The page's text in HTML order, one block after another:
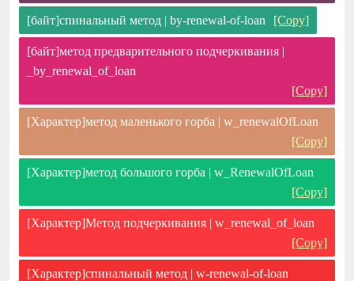
[байт]спинальный метод | by-renewal-of-loan [Copy]
[байт]метод предварительного подчеркивания |
_by_renewal_of_loan
[Copy]
[Характер]метод маленького горба | w_renewalOfLoan
[Copy]
[Характер]метод большого горба | w_RenewalOfLoan
[Copy]
[Характер]Метод подчеркивания | w_renewal_of_loan
[Copy]
[Характер]спинальный метод | w-renewal-of-loan